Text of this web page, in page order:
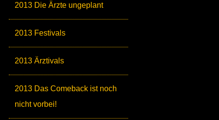
2013 Die Ärzte ungeplant
2013 Festivals
2013 Ärztivals
2013 Das Comeback ist noch
nicht vorbei!